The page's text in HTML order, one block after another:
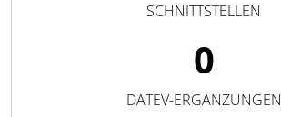
SCHNITTSTELLEN
0
DATEV-ERGÄNZUNGEN